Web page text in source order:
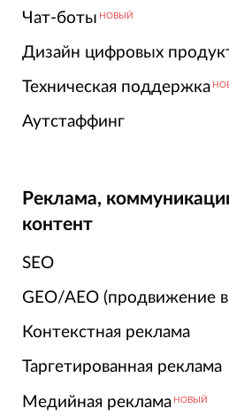
Чат-боты НОВЫЙ
Дизайн цифровых
Техническая поддержка
Аутстаффинг
Реклама,
контент
SEO
GEO/AEO (продвижение
Контекстная реклама
Таргетированная реклама
Медийная реклама НОВЫЙ